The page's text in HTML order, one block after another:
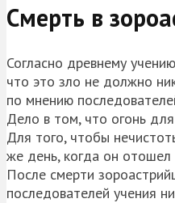
Смерть в
Согласно древнему
что это зло не должно
по мнению
Дело в том, что огонь
Для того, чтобы
же день, когда он отошел
После смерти
последователей учения